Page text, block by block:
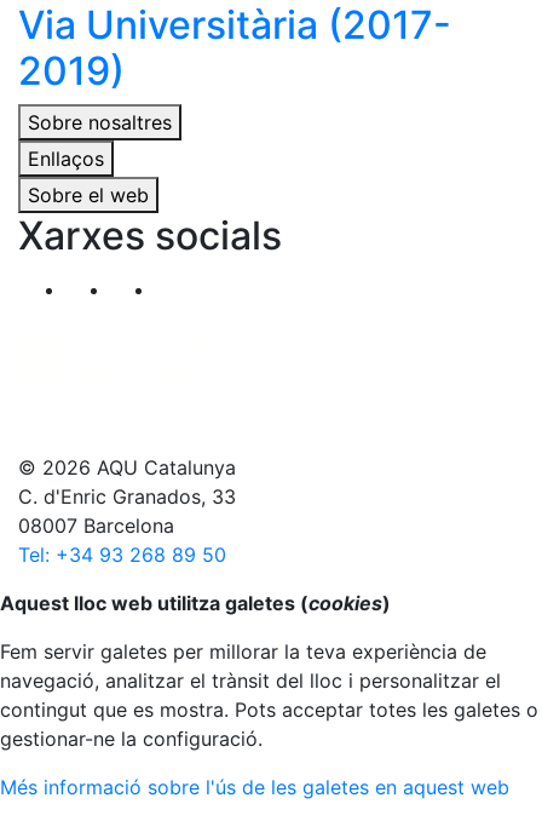
Via Universitària (2017-
2019)
Sobre nosaltres
Enllaços
Sobre el web
Xarxes socials
Segueix-nos al nostre canal de Twitter
© 2026 AQU Catalunya
C. d'Enric Granados, 33
08007 Barcelona
Tel: +34 93 268 89 50
Anar al principi
Aquest lloc web utilitza galetes (cookies)
Fem servir galetes per millorar la teva experiència de
navegació, analitzar el trànsit del lloc i personalitzar el
contingut que es mostra. Pots acceptar totes les galetes o
gestionar-ne la configuració.
Més informació sobre l'ús de les galetes en aquest web